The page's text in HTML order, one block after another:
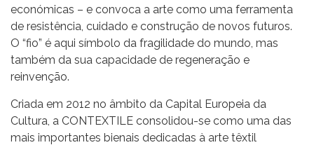
económicas – e convoca a arte como uma ferramenta
de resistência, cuidado e construção de novos futuros.
O “fio” é aqui símbolo da fragilidade do mundo, mas
também da sua capacidade de regeneração e
reinvenção.
Criada em 2012 no âmbito da Capital Europeia da
Cultura, a CONTEXTILE consolidou-se como uma das
mais importantes bienais dedicadas à arte têxtil